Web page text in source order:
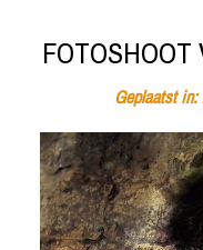
Geplaatst in: